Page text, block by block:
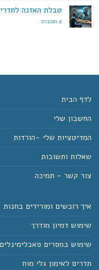
🌟
חבילות
שמע
טבלת האזנה
2 תגובות
על
לדף הבית
החשבון שלי
המדיטציות שלי -הורדות
שאלות ותשובות
צור קשר – תמיכה
איך רוכשים ומורידים בחנות
שימוש דמיון מודרך
שימוש במסרים סאבלימינלים
תדרים לאימון גלי מוח